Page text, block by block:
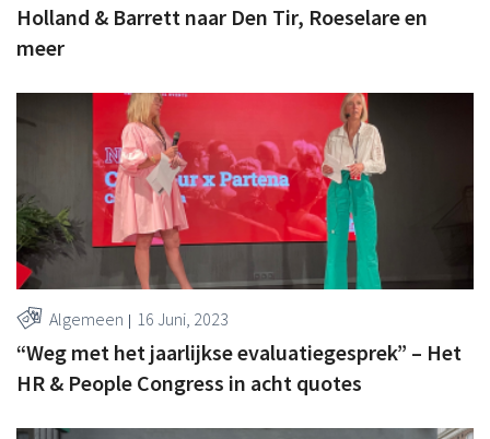
Holland & Barrett naar Den Tir, Roeselare en
meer
Algemeen 16 Juni, 2023
“Weg met het jaarlijkse evaluatiegesprek” – Het
HR & People Congress in acht quotes